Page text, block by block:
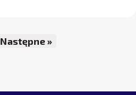
Następne »